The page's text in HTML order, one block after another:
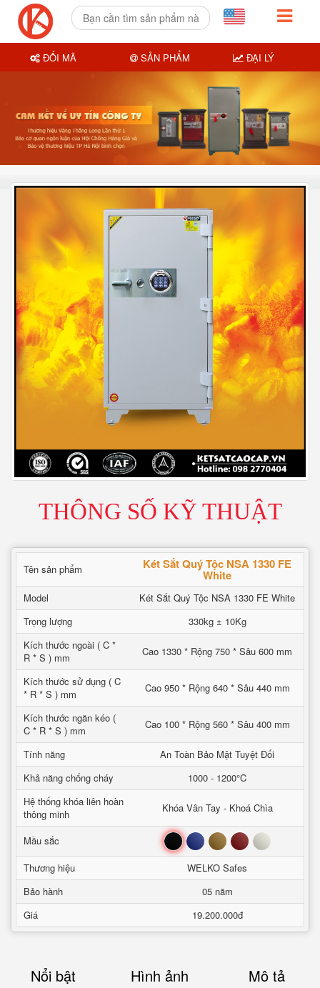
THÔNG SỐ KỸ THUẬT
Tên sản phẩm Két Sắt Quý Tộc NSA 1330 FE
White
Model
Két Sắt Quý Tộc NSA 1330 FE White
Trọng lượng
330kg ± 10Kg
Kích thước ngoài ( C *
R * S ) mm
Cao 1330 * Rộng 750 * Sâu 600 mm
Kích thước sử dụng ( C
* R * S ) mm
Cao 950 * Rộng 640 * Sâu 440 mm
Kích thước ngăn kéo (
C * R * S ) mm
Cao 100 * Rộng 560 * Sâu 400 mm
Tính năng
An Toàn Bảo Mật Tuyệt Đối
Khả năng chống cháy
1000 - 1200°C
Hệ thống khóa liên hoàn
thông minh
Khóa Vân Tay - Khoá Chìa
Mầu sắc Đen Xanh Nâu Đỏ Trắng
Thương hiệu
WELKO Safes
Bảo hành
05 năm
Giá
19.200.000đ
Nổi bật Hình ảnh Mô tả
ĐỔI MÃ SẢN PHẨM ĐẠI LÝ